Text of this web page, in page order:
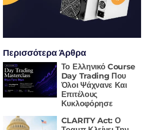
Περισσότερα Άρθρα
Το Ελληνικό Course
Day Trading Που
Όλοι Ψάχνανε Και
Επιτέλους
Κυκλοφόρησε
CLARITY Act: Ο